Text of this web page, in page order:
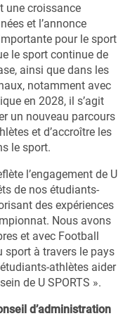
une croissance
et l’annonce
pour le sport
le sport continue de
ainsi que dans les
notamment avec
en 2028, il s’agit
un nouveau parcours
et d’accroître les
le sport.
l’engagement de U
de nos étudiants-
des expériences
Nous avons
et avec Football
sport à travers le pays
athlètes aider
de U SPORTS ».
d’administration